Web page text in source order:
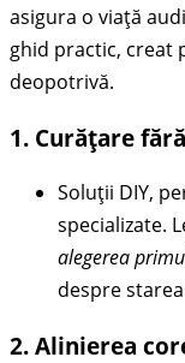
asigura o viață
ghid practic, creat
deopotrivă.
1. Curățare
Soluții DIY,
specializate.
alegerea
despre
2. Alinierea